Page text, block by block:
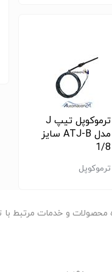
ترموکوپل تیپ J
مدل ATJ-B سایز
1/8
ترموکوپل
و خدمات مرتبط با